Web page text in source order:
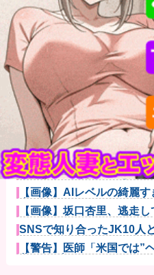
【画像】女さん「貧乳だ
たら周りがコ...
【画像】女性、『大人の
検査を受け...
一般作だけどエロいシー
てしまった作...
【悲報】 幻影旅団の団長
無しになる
なぜフランス人はこれほ
ネット「中国...
熊本避難所で大工が手伝
な」と行政側...
松井秀喜の凄さは31本塁
ぐ安定感こ...
日本韓国台湾「少子化で
「少子化です」...
【画像】女芸人の吉住さ
の部類だった...
絵師「このイラストを描
にしました！...
【画像】AIレベルの綺麗
上がる㊗?...
【画像】坂口杏里、逃走
ｗｗｗ
SNSで知り合ったJK10人
っ...
【警告】医師「米国では”